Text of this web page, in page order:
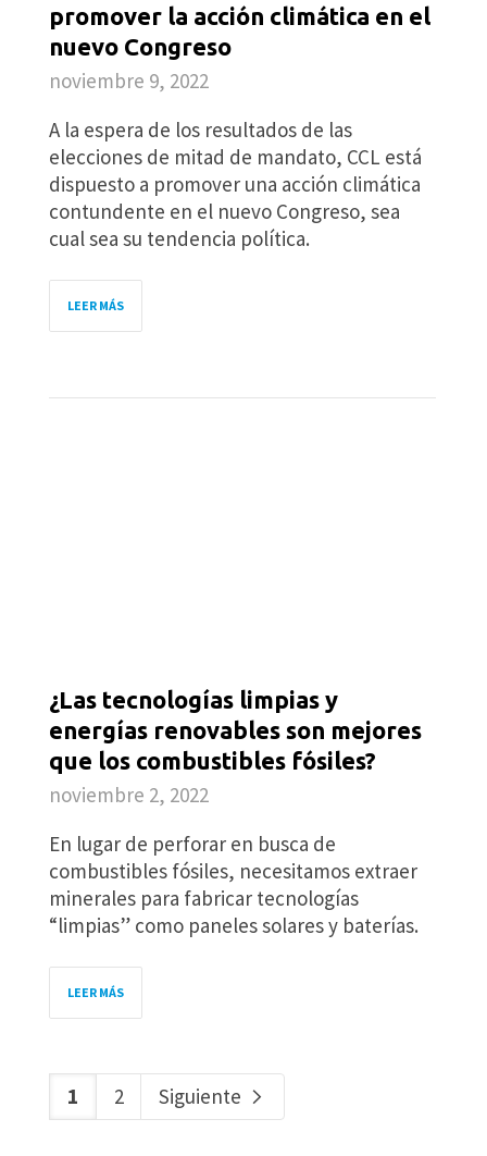
promover la acción climática en el
nuevo Congreso
noviembre 9, 2022
A la espera de los resultados de las
elecciones de mitad de mandato, CCL está
dispuesto a promover una acción climática
contundente en el nuevo Congreso, sea
cual sea su tendencia política.
LEER MÁS
¿Las tecnologías limpias y
energías renovables son mejores
que los combustibles fósiles?
noviembre 2, 2022
En lugar de perforar en busca de
combustibles fósiles, necesitamos extraer
minerales para fabricar tecnologías
“limpias” como paneles solares y baterías.
LEER MÁS
1 2 Siguiente